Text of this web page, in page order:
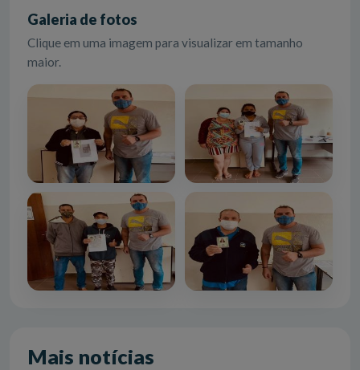
Galeria de fotos
Clique em uma imagem para visualizar em tamanho
maior.
Mais notícias